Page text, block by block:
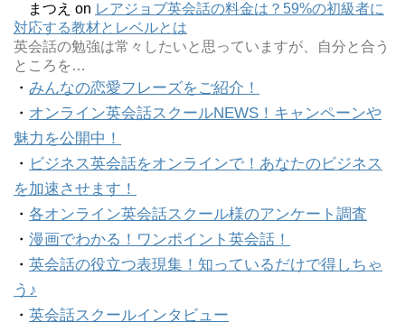
まつえ on レアジョブ英会話の料金は？59%の初級者に
対応する教材とレベルとは
英会話の勉強は常々したいと思っていますが、自分と合う
ところを…
・ みんなの恋愛フレーズをご紹介！
・ オンライン英会話スクールNEWS！キャンペーンや
魅力を公開中！
・ ビジネス英会話をオンラインで！あなたのビジネス
を加速させます！
・ 各オンライン英会話スクール様のアンケート調査
・ 漫画でわかる！ワンポイント英会話！
・ 英会話の役立つ表現集！知っているだけで得しちゃ
う♪
・ 英会話スクールインタビュー